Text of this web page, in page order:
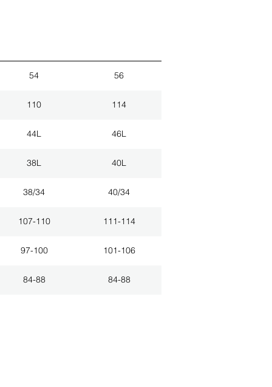
54 56
110 114
44L 46L
38L 40L
38/34 40/34
107-110 111-114
97-100 101-106
84-88 84-88